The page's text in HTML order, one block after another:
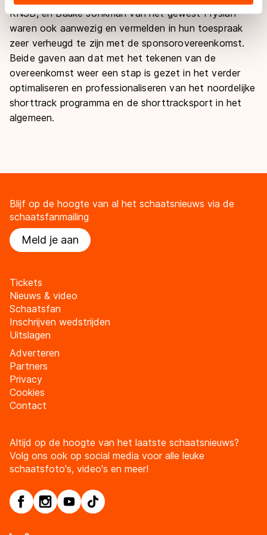
landen buiten de EU, zoals de VS, waar mogelijk geen
adequaat beschermingsniveau geldt volgens de GDPR.
Door op ‘Toestaan’ te klikken, stemt u in met deze
overdracht. Meer informatie vindt u in onscookiebeleid
KNSB, en Bauke Jonkman van het gewest Fryslân
waren ook aanwezig en vermelden in hun toespraak
zeer verheugd te zijn met de sponsorovereenkomst.
Beide gaven aan dat met het tekenen van de
overeenkomst weer een stap is gezet in het verder
optimaliseren en professionaliseren van het noordelijke
shorttrack programma en de shorttracksport in het
algemeen.
Blijf op de hoogte van al het schaatsnieuws via de
schaatsfanmailing
Meld je aan
Tickets
Nieuws & video
Schaatsfan
Inschrijven wedstrijden
Uitslagen
Adverteren
Partners
Privacy
Cookies
Contact
Altijd op de hoogte van het laatste schaatsnieuws?
Volg ons ook op social media voor alle leuke
schaatsfoto's, video's en meer!